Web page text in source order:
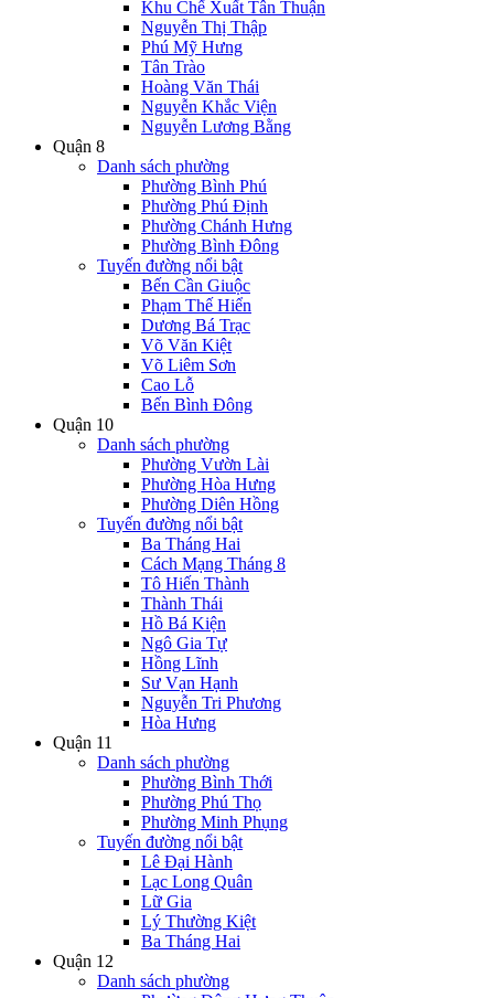
Khu Chế Xuất Tân Thuận
Nguyễn Thị Thập
Phú Mỹ Hưng
Tân Trào
Hoàng Văn Thái
Nguyễn Khắc Viện
Nguyễn Lương Bằng
Quận 8
Danh sách phường
Phường Bình Phú
Phường Phú Định
Phường Chánh Hưng
Phường Bình Đông
Tuyến đường nổi bật
Bến Cần Giuộc
Phạm Thế Hiển
Dương Bá Trạc
Võ Văn Kiệt
Võ Liêm Sơn
Cao Lỗ
Bến Bình Đông
Quận 10
Danh sách phường
Phường Vườn Lài
Phường Hòa Hưng
Phường Diên Hồng
Tuyến đường nổi bật
Ba Tháng Hai
Cách Mạng Tháng 8
Tô Hiến Thành
Thành Thái
Hồ Bá Kiện
Ngô Gia Tự
Hồng Lĩnh
Sư Vạn Hạnh
Nguyễn Tri Phương
Hòa Hưng
Quận 11
Danh sách phường
Phường Bình Thới
Phường Phú Thọ
Phường Minh Phụng
Tuyến đường nổi bật
Lê Đại Hành
Lạc Long Quân
Lữ Gia
Lý Thường Kiệt
Ba Tháng Hai
Quận 12
Danh sách phường